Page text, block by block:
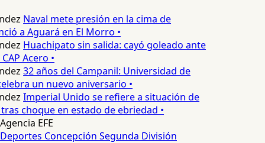
Naval mete presión en la cima de
a Aguará en El Morro •
Huachipato sin salida: cayó goleado ante
Acero •
32 años del Campanil: Universidad de
un nuevo aniversario •
Imperial Unido se refiere a situación de
choque en estado de ebriedad •
Agencia EFE
Deportes Concepción Segunda División